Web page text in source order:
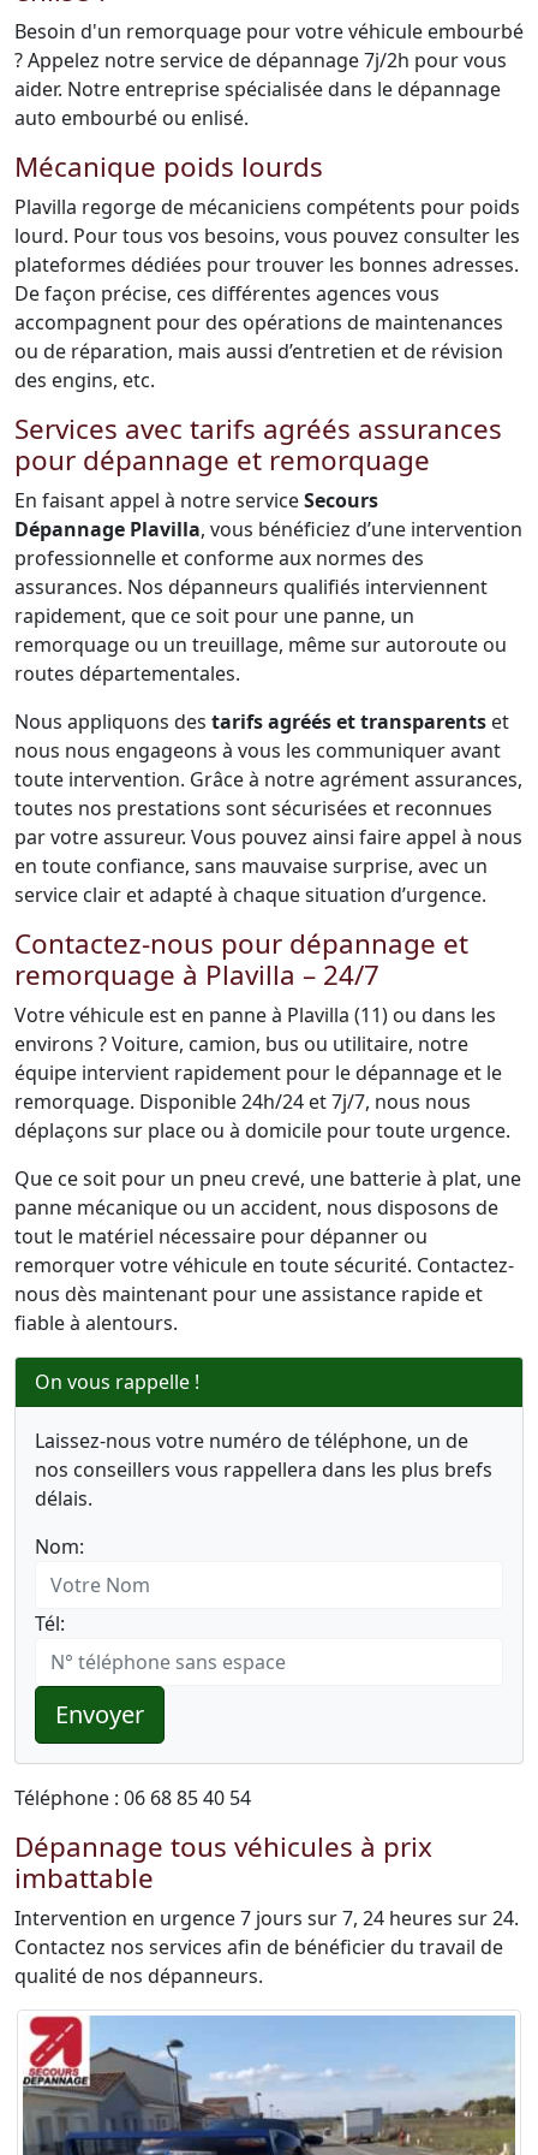
Besoin d'un remorquage pour votre véhicule embourbé
? Appelez notre service de dépannage 7j/2h pour vous
aider. Notre entreprise spécialisée dans le dépannage
auto embourbé ou enlisé.
Mécanique poids lourds
Plavilla regorge de mécaniciens compétents pour poids
lourd. Pour tous vos besoins, vous pouvez consulter les
plateformes dédiées pour trouver les bonnes adresses.
De façon précise, ces différentes agences vous
accompagnent pour des opérations de maintenances
ou de réparation, mais aussi d’entretien et de révision
des engins, etc.
Services avec tarifs agréés assurances
pour dépannage et remorquage
En faisant appel à notre serviceSecours
Dépannage Plavilla, vous bénéficiez d’une intervention
professionnelle et conforme aux normes des
assurances. Nos dépanneurs qualifiés interviennent
rapidement, que ce soit pour une panne, un
remorquage ou un treuillage, même sur autoroute ou
routes départementales.
Nous appliquons des tarifs agréés et transparents et
nous nous engageons à vous les communiquer avant
toute intervention. Grâce à notre agrément assurances,
toutes nos prestations sont sécurisées et reconnues
par votre assureur. Vous pouvez ainsi faire appel à nous
en toute confiance, sans mauvaise surprise, avec un
service clair et adapté à chaque situation d’urgence.
Contactez-nous pour dépannage et
remorquage à Plavilla – 24/7
Votre véhicule est en panne à Plavilla (11) ou dans les
environs ? Voiture, camion, bus ou utilitaire, notre
équipe intervient rapidement pour le dépannage et le
remorquage. Disponible 24h/24 et 7j/7, nous nous
déplaçons sur place ou à domicile pour toute urgence.
Que ce soit pour un pneu crevé, une batterie à plat, une
panne mécanique ou un accident, nous disposons de
tout le matériel nécessaire pour dépanner ou
remorquer votre véhicule en toute sécurité. Contactez-
nous dès maintenant pour une assistance rapide et
fiable à alentours.
On vous rappelle !
Laissez-nous votre numéro de téléphone, un de
nos conseillers vous rappellera dans les plus brefs
délais.
Nom:
Tél:
Envoyer
Téléphone : 06 68 85 40 54
Dépannage tous véhicules à prix
imbattable
Intervention en urgence 7 jours sur 7, 24 heures sur 24.
Contactez nos services afin de bénéficier du travail de
qualité de nos dépanneurs.